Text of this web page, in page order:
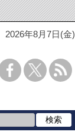
2026年8月7日(金)